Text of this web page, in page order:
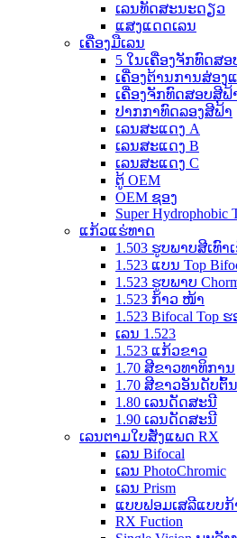
ເລນທັດສະນະດຽວ
ແສງແດດເລນ
ເຄື່ອງມືເລນ
5 ໃນເຄື່ອງຈັກທົດສ
ເຄື່ອງຕ້ານການສ່ອງ
ເຄື່ອງຈັກທົດສອບສີຟ້
ປາກກາທົດລອງສີຟ້າ
ເລນສະແດງ A
ເລນສະແດງ B
ເລນສະແດງ C
ຕູ້ OEM
OEM ຊອງ
Super Hydrophobic
ແກ້ວແຮ່ທາດ
1.503 ຮູບພາບສີເທົ
1.523 ແບນ Top
1.523 ຮູບພາບ
1.523 ກ້າວ ໜ້າ
1.523 Bifocal Top ຮ
ເລນ 1.523
1.523 ແກ້ວຂາວ
1.70 ສີຂາວທາທິການ
1.70 ສີຂາວອັນດັບຕົ້
1.80 ເລນດັດສະນີ
1.90 ເລນດັດສະນີ
ເລນຕາມໃບສັ່ງແພດ RX
ເລນ Bifocal
ເລນ PhotoChromic
ເລນ Prism
ແບບຟອມເສລີແບບ
RX Fuction